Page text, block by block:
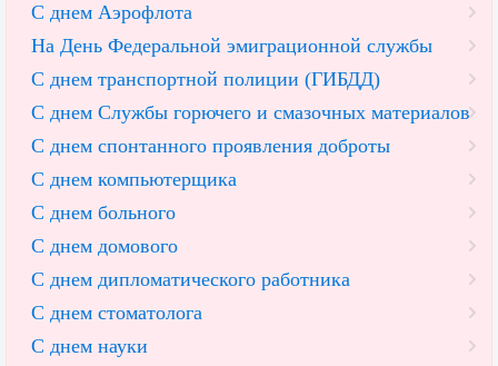
С днем Аэрофлота
На День Федеральной эмиграционной службы
С днем транспортной полиции (ГИБДД)
С днем Службы горючего и смазочных материалов
С днем спонтанного проявления доброты
С днем компьютерщика
С днем больного
С днем домового
С днем дипломатического работника
С днем стоматолога
С днем науки